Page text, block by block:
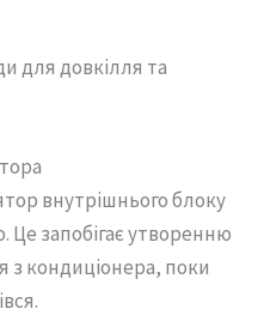
для довкілля та
внутрішнього блоку
Це запобігає утворенню
з кондиціонера, поки